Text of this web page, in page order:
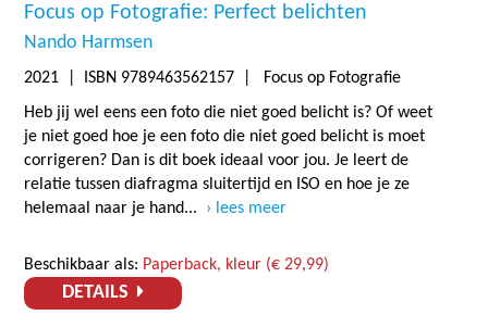
Focus op Fotografie: Perfect belichten
Nando Harmsen
2021 | ISBN 9789463562157 | Focus op Fotografie
Heb jij wel eens een foto die niet goed belicht is? Of weet
je niet goed hoe je een foto die niet goed belicht is moet
corrigeren? Dan is dit boek ideaal voor jou. Je leert de
relatie tussen diafragma sluitertijd en ISO en hoe je ze
helemaal naar je hand...
lees meer
Beschikbaar als: Paperback, kleur (€ 29,99)
DETAILS